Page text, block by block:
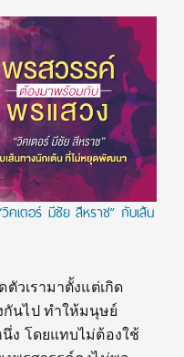
เตอร์ มีชัย สีหราช” กับเส้น
ตัวเรามาตั้งแต่เกิด
นไป ทำให้มนุษย์
ง โดยแทบไม่ต้องใช้